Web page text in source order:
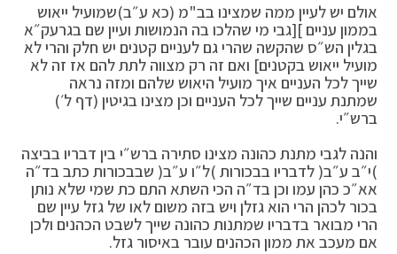
אולם יש לעיין ממה שמצינו בב"מ (כא ע״ב)שמועיל ייאוש
בממון עניים ][גבי מי שהלכו בה הנמושות ועיין שם בגרעק״א
בגלין הש״ס שהקשה שהרי גם לעניים קטנים יש חלק והרי לא
מועיל ייאוש בקטנים] ואם זה רק מצווה לתת להם אז זה לא
שייך לכל העניים איך מועיל היאוש שלהם ומזה נראה
שמתנת עניים שייך לכל העניים וכן מצינו בגיטין (דף ל׳)
ברש״י.
והנה לגבי מתנת כהונה מצינו סתירה ברש״י בין דבריו בביצה
)י״ב ע״ב( לדבריו בבכורות )ל״ו ע״ב( שבבכורות כתב בד״ה
אא״כ כהן עמו וכן בד״ה הכי השתא התם כת שמי שלא נותן
בכור לכהן הרי הוא גזלן ויש בזה משום לאו של גזל עיין שם
הרי מבואר בדבריו שמתנות כהונה שייך לשבט הכהנים ולכן
אם מעכב את ממון הכהנים עובר באיסור גזל.